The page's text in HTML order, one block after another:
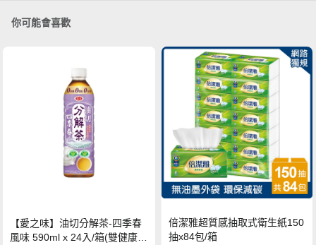
你可能會喜歡
【愛之味】油切分解茶-四季春
風味 590ml x 24入/箱(雙健康認
倍潔雅超質感抽取式衛生紙150
抽x84包/箱